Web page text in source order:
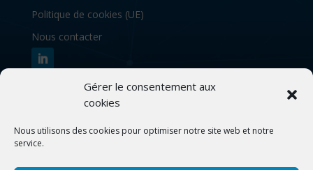
Gérer le consentement aux
cookies
Nous utilisons des cookies pour optimiser notre site web et notre
service.
Politique de cookies (UE)
Nous contacter
S’abonner à notre newsletter
S'abonner